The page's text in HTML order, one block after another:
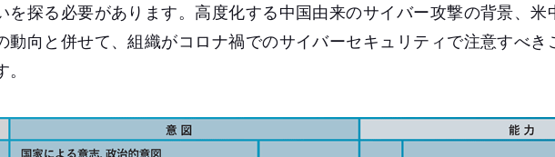
を探る必要があります。高度化する中国由来のサイバー攻撃の背景、米
動向と併せて、組織がコロナ禍でのサイバーセキュリティで注意すべき